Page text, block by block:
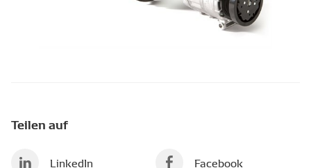
Teilen auf
LinkedIn Facebook